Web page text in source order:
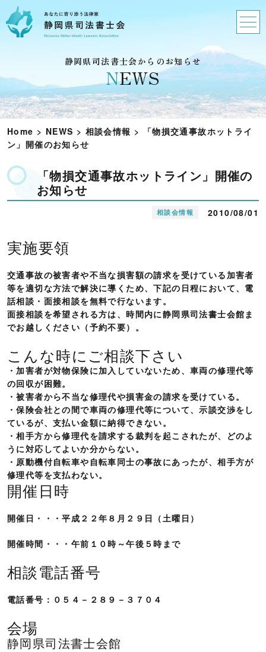
静岡県司法書士会からのお知らせ
NEWS
Home > NEWS > 相談会情報 >
「物損交通事故ホットライ
ン」開催のお知らせ
「物損交通事故ホットライン」開催の
お知らせ
相談会情報 2010/08/01
実施要領
交通事故の被害者や不当な損害額の請求を受けている加害者
等を適切な方法で解決に導くため、下記の日程において、電
話相談・面接相談を無料で行ないます。
面接相談を希望される方は、時間内に静岡県司法書士会館ま
でお越しください（予約不要）。
こんな時にご相談下さい
・加害者が対物保険に加入していないため、車両の修理代等
の回収が困難。
・被害者から不当な修理代や損害金の請求を受けている。
・保険会社との間で車両の修理代等について、示談交渉をし
ているが、支払い金額に納得できない。
・相手方から修理代を請求する裁判を起こされたが、どのよ
うに対応してよいか分からない。
・原動機付自転車や自転車同士の事故にあったが、相手方が
修理代等を支払わない。
開催日時
開催日・・・平成２２年８月２９日（土曜日）
開催時間・・・午前１０時～午後５時まで
相談電話番号
電話番号：０５４－２８９－３７０４
会場
静岡県司法書士会館